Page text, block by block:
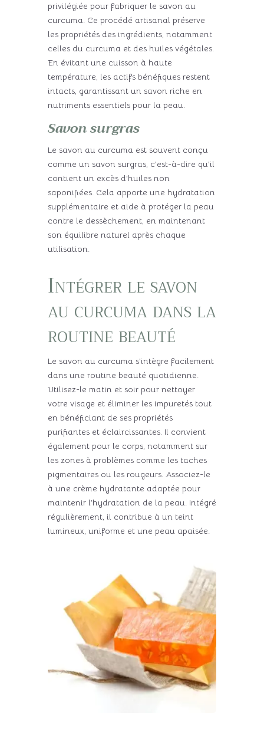
privilégiée pour fabriquer le savon au
curcuma. Ce procédé artisanal préserve
les propriétés des ingrédients, notamment
celles du curcuma et des huiles végétales.
En évitant une cuisson à haute
température, les actifs bénéfiques restent
intacts, garantissant un savon riche en
nutriments essentiels pour la peau.
Savon surgras
Le savon au curcuma est souvent conçu
comme un savon surgras, c’est-à-dire qu’il
contient un excès d’huiles non
saponifiées. Cela apporte une hydratation
supplémentaire et aide à protéger la peau
contre le dessèchement, en maintenant
son équilibre naturel après chaque
utilisation.
Intégrer le savon
au curcuma dans la
routine beauté
Le savon au curcuma s’intègre facilement
dans une routine beauté quotidienne.
Utilisez-le matin et soir pour nettoyer
votre visage et éliminer les impuretés tout
en bénéficiant de ses propriétés
purifiantes et éclaircissantes. Il convient
également pour le corps, notamment sur
les zones à problèmes comme les taches
pigmentaires ou les rougeurs. Associez-le
à une crème hydratante adaptée pour
maintenir l’hydratation de la peau. Intégré
régulièrement, il contribue à un teint
lumineux, uniforme et une peau apaisée.